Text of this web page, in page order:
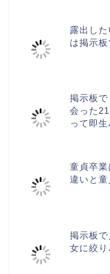
露出し
は掲示
掲示板
会った
って即生
童貞卒
違いと
掲示板
女に絞り